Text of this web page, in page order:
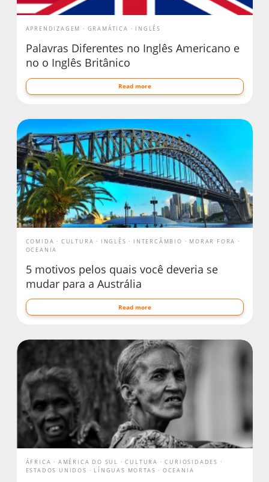
APRENDIZAGEM GRAMÁTICA INGLÊS
Palavras Diferentes no Inglês Americano e
no o Inglês Britânico
Read more
COMIDA CULTURA INGLÊS INTERCÂMBIO
MORAR FORA
OCEANIA
5 motivos pelos quais você deveria se
mudar para a Austrália
Read more
ÁFRICA AMÉRICA DO SUL CULTURA
CURIOSIDADES
ESTADOS UNIDOS
LÍNGUAS MORTAS OCEANIA